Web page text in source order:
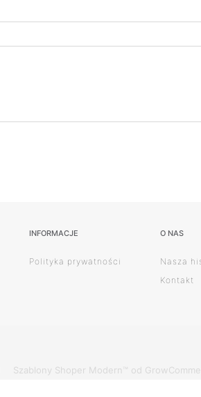
INFORMACJE
Polityka prywatności
O NAS
Nasza
Kontakt
Szablony Shoper Modern™ od